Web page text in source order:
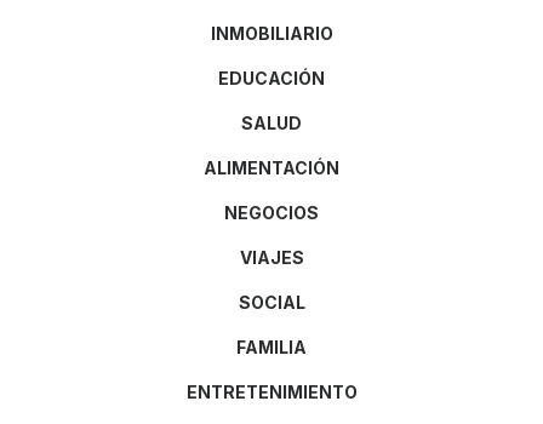
INMOBILIARIO
EDUCACIÓN
SALUD
ALIMENTACIÓN
NEGOCIOS
VIAJES
SOCIAL
FAMILIA
ENTRETENIMIENTO